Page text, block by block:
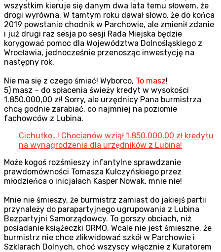
wszystkim kieruje się danym dwa lata temu słowem, że
drogi wyrówna. W tamtym roku dawał słowo, że do końca
2019 powstanie chodnik w Parchowie, ale zmienił zdanie
i już drugi raz sesja po sesji Rada Miejska będzie
korygować pomoc dla Województwa Dolnośląskiego z
Wrocławia, jednocześnie przenosząc inwestycję na
następny rok.
Nie ma się z czego śmiać! Wyborco, To masz!
5) masz – do spłacenia świeży kredyt w wysokości
1.850.000,00 zł! Sorry, ale urzędnicy Pana burmistrza
chcą godnie zarabiać, co najmniej na poziomie
fachowców z Lubina.
Cichutko…! Chocianów wziął 1.850.000,00 zł kredytu
na wynagrodzenia dla urzędników z Lubina!
Może kogoś rozśmieszy infantylne sprawdzanie
prawdomówności Tomasza Kulczyńskiego przez
młodzieńca o inicjałach Kasper Nowak, mnie nie!
Mnie nie śmieszy, że burmistrz zamiast do jakiejś partii
przynależy do parapartyjnego ugrupowania z Lubina
Bezpartyjni Samorządowcy. To gorszy obciach, niż
posiadanie książeczki ORMO. Wcale nie jest śmieszne, że
burmistrz nie chce zlikwidować szkół w Parchowie i
Szklarach Dolnych, choć wszyscy włącznie z Kuratorem